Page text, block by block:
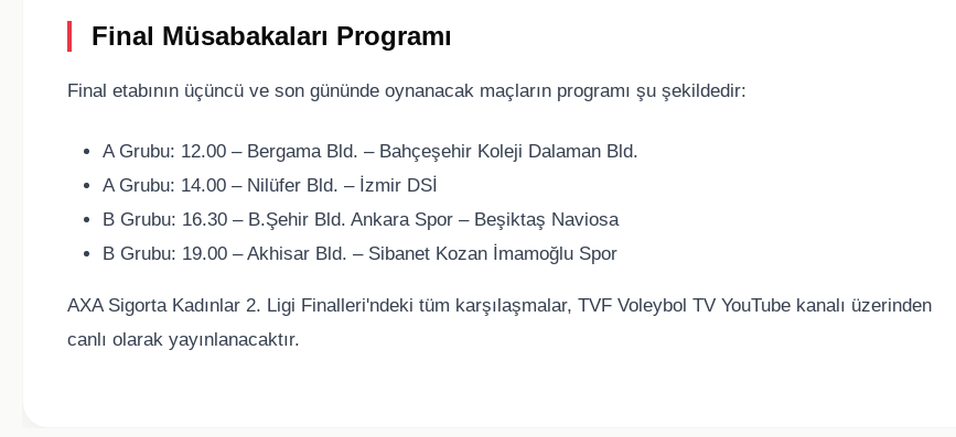
Final Müsabakaları Programı
Final etabının üçüncü ve son gününde oynanacak maçların programı şu şekildedir:
A Grubu: 12.00 – Bergama Bld. – Bahçeşehir Koleji Dalaman Bld.
A Grubu: 14.00 – Nilüfer Bld. – İzmir DSİ
B Grubu: 16.30 – B.Şehir Bld. Ankara Spor – Beşiktaş Naviosa
B Grubu: 19.00 – Akhisar Bld. – Sibanet Kozan İmamoğlu Spor
AXA Sigorta Kadınlar 2. Ligi Finalleri'ndeki tüm karşılaşmalar, TVF Voleybol TV YouTube kanalı üzerinden
canlı olarak yayınlanacaktır.